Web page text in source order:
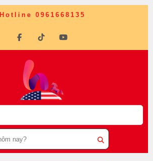
Hotline 0961668135